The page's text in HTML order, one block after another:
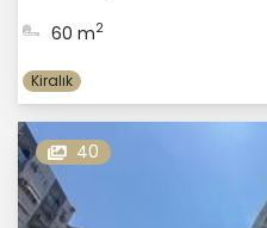
60 m2
Kiralık
40